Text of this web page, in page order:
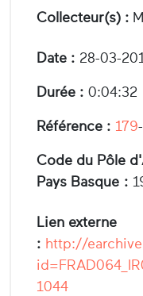
Collecteur(s) :
Date : 28-03-
Durée : 0:04:32
Référence : 179
Code du Pôle
Pays Basque :
Lien externe
: http://
1044